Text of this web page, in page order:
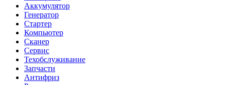
Аккумулятор
Генератор
Стартер
Компьютер
Сканер
Сервис
Техобслуживание
Запчасти
Антифриз